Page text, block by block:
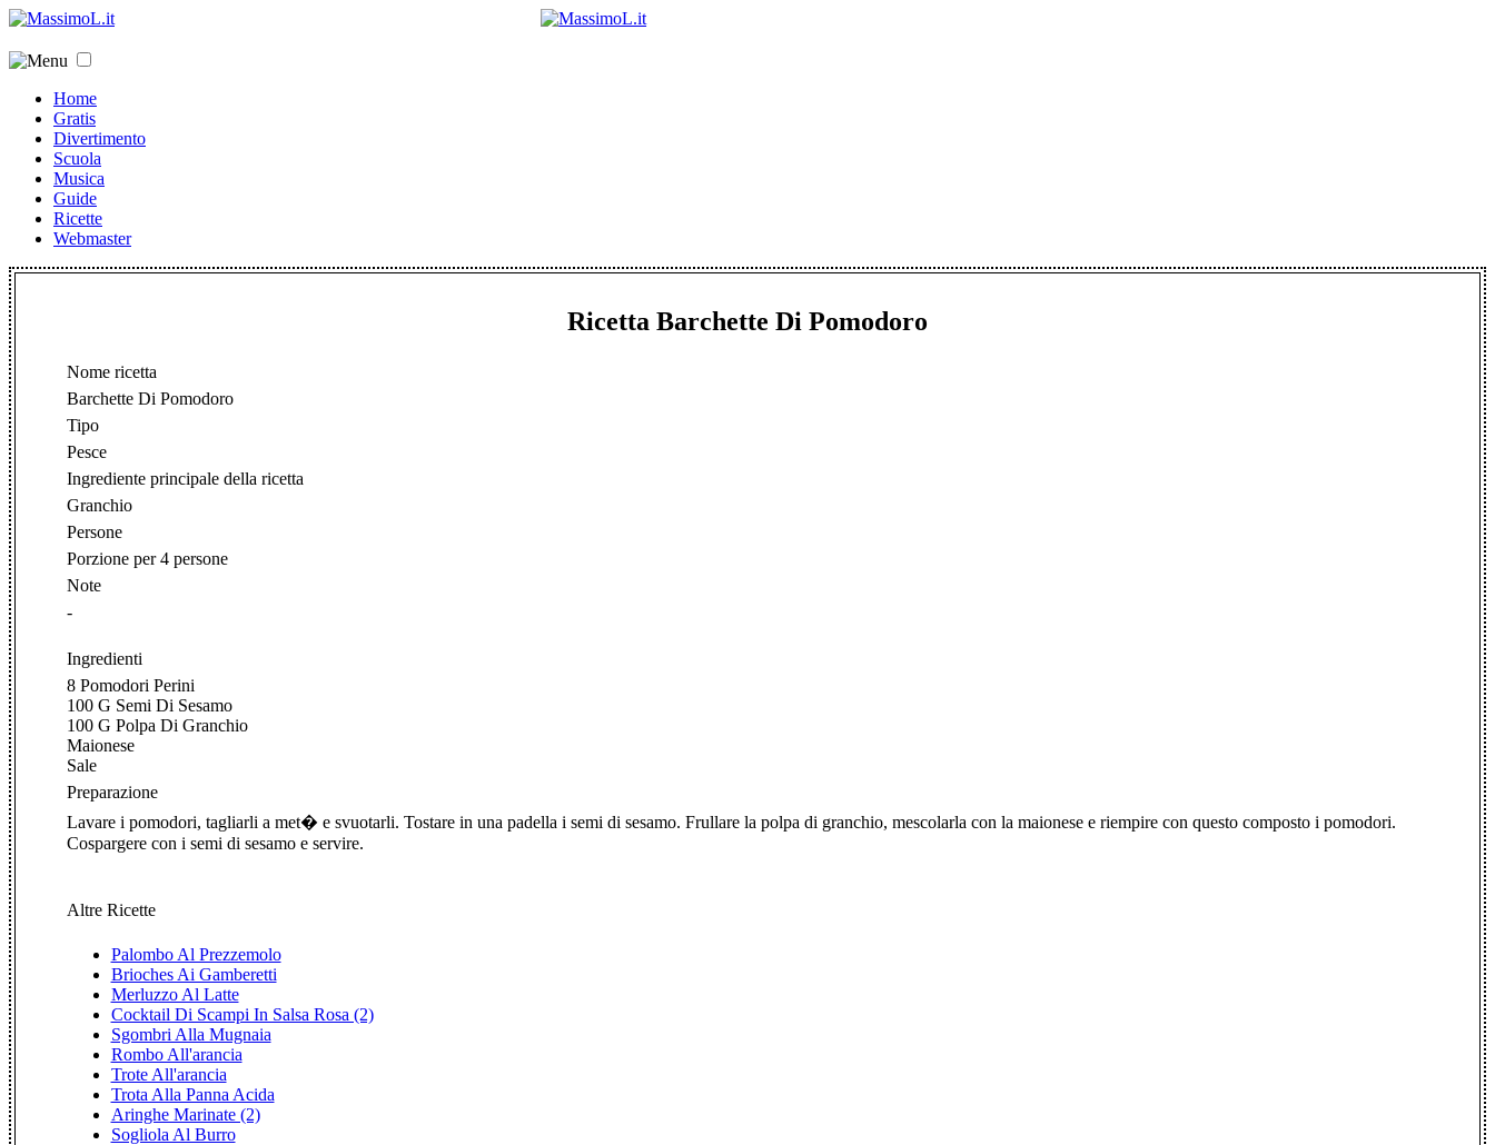
Home
Gratis
Divertimento
Scuola
Musica
Guide
Ricette
Webmaster
Ricetta Barchette Di Pomodoro
Nome ricetta
Barchette Di Pomodoro
Tipo
Pesce
Ingrediente principale della ricetta
Granchio
Persone
Porzione per 4 persone
Note
-
Ingredienti
8 Pomodori Perini
100 G Semi Di Sesamo
100 G Polpa Di Granchio
Maionese
Sale
Preparazione
Lavare i pomodori, tagliarli a met� e svuotarli. Tostare in una padella i semi di sesamo. Frullare la polpa di granchio, mescolarla con la maionese e riempire con questo composto i pomodori.
Cospargere con i semi di sesamo e servire.
Altre Ricette
Palombo Al Prezzemolo
Brioches Ai Gamberetti
Merluzzo Al Latte
Cocktail Di Scampi In Salsa Rosa (2)
Sgombri Alla Mugnaia
Rombo All'arancia
Trote All'arancia
Trota Alla Panna Acida
Aringhe Marinate (2)
Sogliola Al Burro